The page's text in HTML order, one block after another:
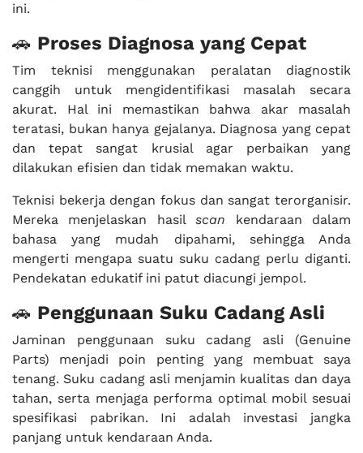
ini.
🚗 Proses Diagnosa yang Cepat
Tim teknisi menggunakan peralatan diagnostik
canggih untuk mengidentifikasi masalah secara
akurat. Hal ini memastikan bahwa akar masalah
teratasi, bukan hanya gejalanya. Diagnosa yang cepat
dan tepat sangat krusial agar perbaikan yang
dilakukan efisien dan tidak memakan waktu.
Teknisi bekerja dengan fokus dan sangat terorganisir.
Mereka menjelaskan hasilscan kendaraan dalam
bahasa yang mudah dipahami, sehingga Anda
mengerti mengapa suatu suku cadang perlu diganti.
Pendekatan edukatif ini patut diacungi jempol.
🚗 Penggunaan Suku Cadang Asli
Jaminan penggunaan suku cadang asli (Genuine
Parts) menjadi poin penting yang membuat saya
tenang. Suku cadang asli menjamin kualitas dan daya
tahan, serta menjaga performa optimal mobil sesuai
spesifikasi pabrikan. Ini adalah investasi jangka
panjang untuk kendaraan Anda.